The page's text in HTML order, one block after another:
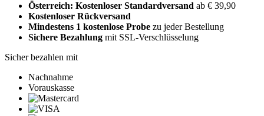
Österreich: Kostenloser Standardversand ab € 39,90
Kostenloser Rückversand
Mindestens 1 kostenlose Probe zu jeder Bestellung
Sichere Bezahlung mit SSL-Verschlüsselung
Sicher bezahlen mit
Nachnahme
Vorauskasse